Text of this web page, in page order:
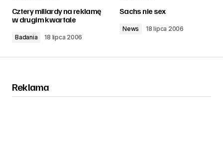
Cztery miliardy na reklamę
w drugim kwartale
Badania 18 lipca 2006
Sachs nie sex
News 18 lipca 2006
Reklama